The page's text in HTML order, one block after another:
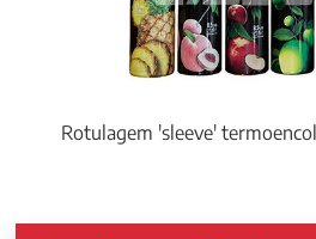
Rotulagem 'sleeve'